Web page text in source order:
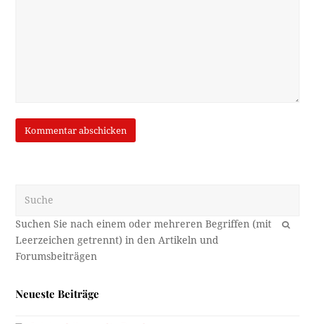
OK
Neueste Beiträge